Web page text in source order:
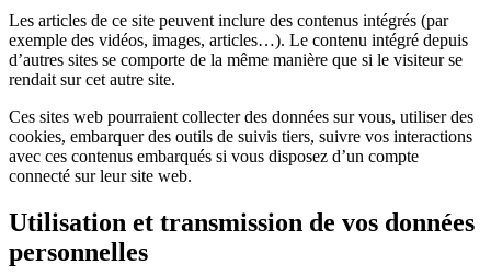
Les articles de ce site peuvent inclure des contenus intégrés (par
exemple des vidéos, images, articles…). Le contenu intégré depuis
d’autres sites se comporte de la même manière que si le visiteur se
rendait sur cet autre site.
Ces sites web pourraient collecter des données sur vous, utiliser des
cookies, embarquer des outils de suivis tiers, suivre vos interactions
avec ces contenus embarqués si vous disposez d’un compte
connecté sur leur site web.
Utilisation et transmission de vos données
personnelles